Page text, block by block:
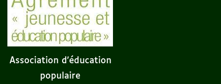
Association d'éducation
populaire